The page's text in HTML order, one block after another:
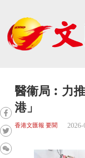
醫衞局︰力
港」
香港文匯報 要聞 2026-